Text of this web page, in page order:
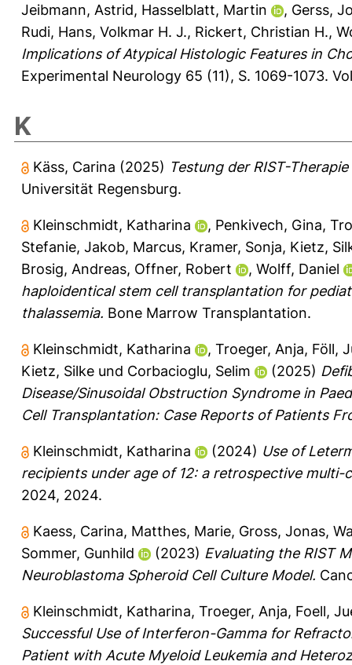
Jeibmann, Astrid, Hasselblatt, Martin , Gerss,
Rudi, Hans, Volkmar H. J., Rickert, Christian H.,
Implications of Atypical Histologic Features in
Experimental Neurology 65 (11), S. 1069-1073.
K
Käss, Carina (2025) Testung der RIST-
Universität Regensburg.
Kleinschmidt, Katharina , Penkivech, Gina,
Stefanie, Jakob, Marcus, Kramer, Sonja, Kietz,
Brosig, Andreas, Offner, Robert , Wolff, Daniel
haploidentical stem cell transplantation for
thalassemia. Bone Marrow Transplantation.
Kleinschmidt, Katharina , Troeger, Anja, Föll,
Kietz, Silke und Corbacioglu, Selim (2025)
Disease/Sinusoidal Obstruction Syndrome in
Cell Transplantation: Case Reports of Patients
Kleinschmidt, Katharina (2024) Use of
recipients under age of 12: a retrospective multi-
2024, 2024.
Kaess, Carina, Matthes, Marie, Gross, Jonas,
Sommer, Gunhild
(2023) Evaluating the RIST
Neuroblastoma Spheroid Cell Culture Model.
Kleinschmidt, Katharina, Troeger, Anja, Foell,
Successful Use of Interferon-Gamma for
Patient with Acute Myeloid Leukemia and